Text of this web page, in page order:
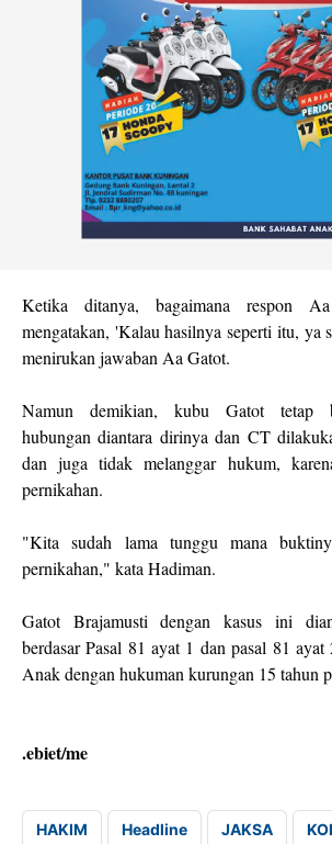
Ketika ditanya, bagaimana respon
mengatakan, 'Kalau hasilnya seperti itu, ya
menirukan jawaban Aa Gatot.
Namun demikian, kubu Gatot tetap
hubungan diantara dirinya dan CT
dan juga tidak melanggar hukum,
pernikahan.
"Kita sudah lama tunggu mana
pernikahan," kata Hadiman.
Gatot Brajamusti dengan kasus ini
berdasar Pasal 81 ayat 1 dan pasal 81
Anak dengan hukuman kurungan 15 tahun
.ebiet/me
HAKIM Headline JAKSA